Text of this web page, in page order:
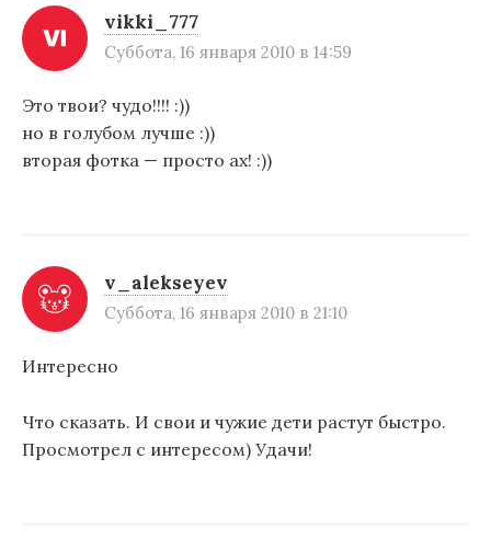
vikki_777
Суббота, 16 января 2010 в 14:59
Это твои? чудо!!!! :))
но в голубом лучше :))
вторая фотка — просто ах! :))
v_alekseyev
Суббота, 16 января 2010 в 21:10
Интересно
Что сказать. И свои и чужие дети растут быстро.
Просмотрел с интересом) Удачи!